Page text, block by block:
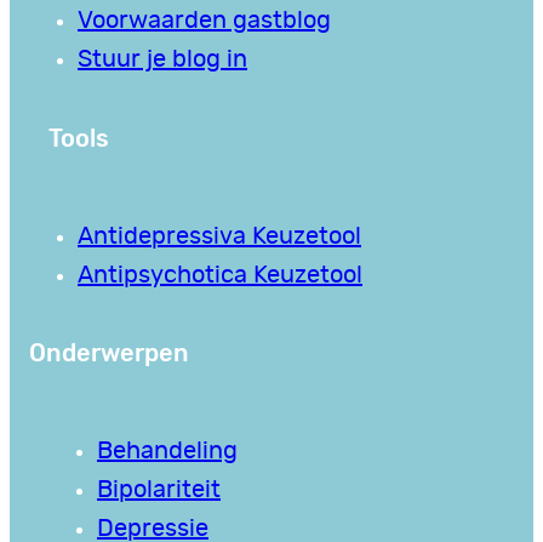
Voorwaarden gastblog
Stuur je blog in
Tools
Antidepressiva Keuzetool
Antipsychotica Keuzetool
Onderwerpen
Behandeling
Bipolariteit
Depressie